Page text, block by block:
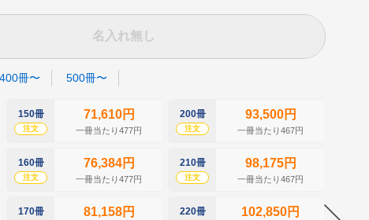
名入れ無し
400冊〜 500冊〜
150冊
注文
71,610円
一冊当たり477円
160冊
注文
76,384円
一冊当たり477円
170冊 81,158円
200冊
注文
93,500円
一冊当たり467円
210冊
注文
98,175円
一冊当たり467円
220冊 102,850円